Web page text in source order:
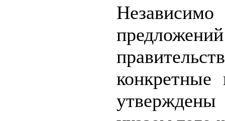
предложений